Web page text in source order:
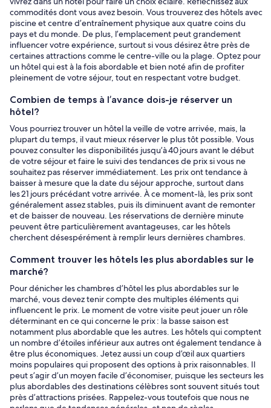
commodités dont vous avez besoin. Vous trouverez des hôtels avec
piscine et centre d’entraînement physique aux quatre coins du
pays et du monde. De plus, l’emplacement peut grandement
influencer votre expérience, surtout si vous désirez être près de
certaines attractions comme le centre-ville ou la plage. Optez pour
un hôtel qui est à la fois abordable et bien noté afin de profiter
pleinement de votre séjour, tout en respectant votre budget.
Combien de temps à l’avance dois-je réserver un
hôtel?
Vous pourriez trouver un hôtel la veille de votre arrivée, mais, la
plupart du temps, il vaut mieux réserver le plus tôt possible. Vous
pouvez consulter les disponibilités jusqu’à 40 jours avant le début
de votre séjour et faire le suivi des tendances de prix si vous ne
souhaitez pas réserver immédiatement. Les prix ont tendance à
baisser à mesure que la date du séjour approche, surtout dans
les 21 jours précédant votre arrivée. À ce moment-là, les prix sont
généralement assez stables, puis ils diminuent avant de remonter
et de baisser de nouveau. Les réservations de dernière minute
peuvent être particulièrement avantageuses, car les hôtels
cherchent désespérément à remplir leurs dernières chambres.
Comment trouver les hôtels les plus abordables sur le
marché?
Pour dénicher les chambres d’hôtel les plus abordables sur le
marché, vous devez tenir compte des multiples éléments qui
influencent le prix. Le moment de votre visite peut jouer un rôle
déterminant en ce qui concerne le prix : la basse saison est
notamment plus abordable que les autres. Les hôtels qui comptent
un nombre d’étoiles inférieur aux autres ont également tendance à
être plus économiques. Jetez aussi un coup d’œil aux quartiers
moins populaires qui proposent des options à prix raisonnables. Il
peut s’agir d’un moyen facile d’économiser, puisque les secteurs les
plus abordables des destinations célèbres sont souvent situés tout
près d’attractions prisées. Rappelez-vous toutefois que nous ne